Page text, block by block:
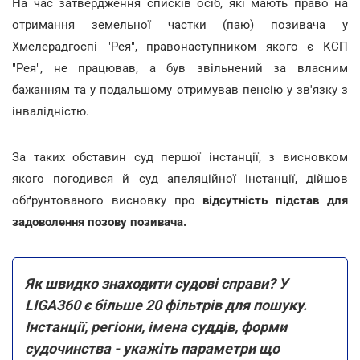
На час затвердження списків осіб, які мають право на
отримання земельної частки (паю) позивача у
Хмелерадгоспі "Рея", правонаступником якого є КСП
"Рея", не працював, а був звільнений за власним
бажанням та у подальшому отримував пенсію у зв'язку з
інвалідністю.
За таких обставин суд першої інстанції, з висновком
якого погодився й суд апеляційної інстанції, дійшов
обґрунтованого висновку про відсутність підстав для
задоволення позову позивача.
Як швидко знаходити судові справи? У
LIGA360 є більше 20 фільтрів для пошуку.
Інстанції, регіони, імена суддів, форми
судочинства - укажіть параметри що